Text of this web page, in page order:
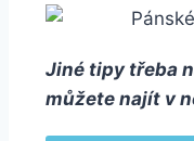
Jiné tipy třeba
můžete najít v